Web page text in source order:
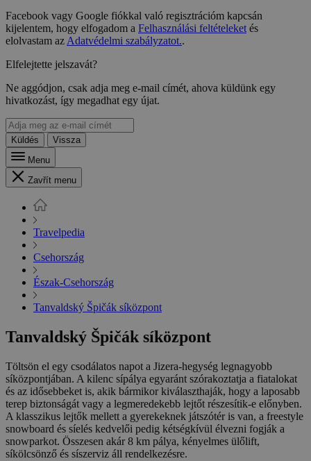
Facebook vagy Google fiókkal való regisztrációm kapcsán
kijelentem, hogy elfogadom a Felhasználási feltételeketés
elolvastam azAdatvédelmi szabályzatot..
Elfelejtette jelszavát?
Ne aggódjon, csak adja meg e-mail címét, ahova küldünk egy
hivatkozást, így megadhat egy újat.
Küldés
Vissza
Menu
Zavřít menu
Travelpedia
Csehország
Észak-Csehország
Tanvaldský Špičák síközpont
Tanvaldský Špičák síközpont
Töltsön el egy csodálatos napot a Jizera-hegység legnagyobb
síközpontjában. A kilenc sípálya egyaránt szórakoztatja a fiatalokat
és az idősebbeket is, akik bármikor kiválaszthaják, hogy a laposabb
terep biztonságát vagy a legmeredekebb lejtőt részesítik-e előnyben.
A klasszikus lejtők mellett a gyerekeknek játszótér is van, a freestyle
snowboard és síelés kedvelői pedig kétségkívül élvezni fogják a
snowparkot. Összesen akár 8 km pálya, kényelmes ülőlift,
síkölcsönző és síszerviz áll rendelkezésre.